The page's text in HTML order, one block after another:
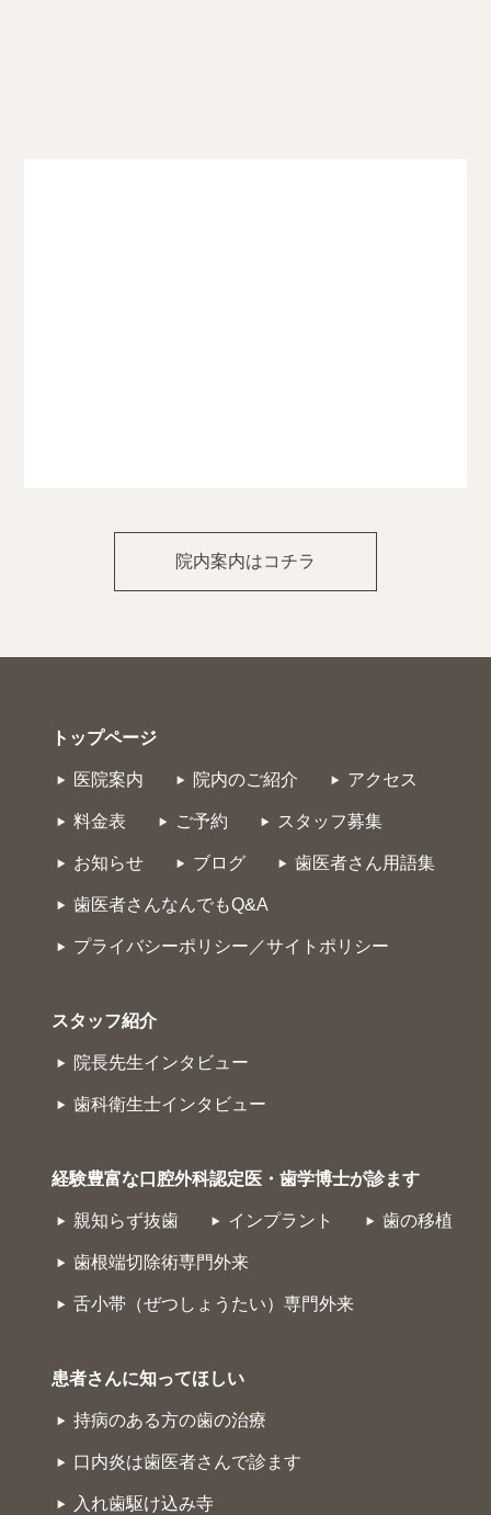
院内案内はコチラ
トップページ
医院案内 院内のご紹介 アクセス
料金表 ご予約 スタッフ募集
お知らせ ブログ 歯医者さん用語集
歯医者さんなんでもQ&A
プライバシーポリシー／サイトポリシー
スタッフ紹介
院長先生インタビュー
歯科衛生士インタビュー
経験豊富な口腔外科認定医・歯学博士が診ます
親知らず抜歯 インプラント 歯の移植
歯根端切除術専門外来
舌小帯（ぜつしょうたい）専門外来
患者さんに知ってほしい
持病のある方の歯の治療
口内炎は歯医者さんで診ます
入れ歯駆け込み寺